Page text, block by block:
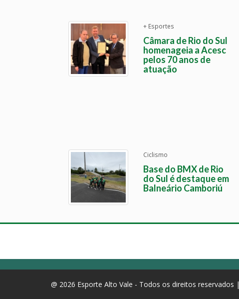
+ Esportes
Câmara de Rio do Sul
homenageia a Acesc
pelos 70 anos de
atuação
Ciclismo
Base do BMX de Rio
do Sul é destaque em
Balneário Camboriú
@ 2026 Esporte Alto Vale - Todos os direitos reservados |